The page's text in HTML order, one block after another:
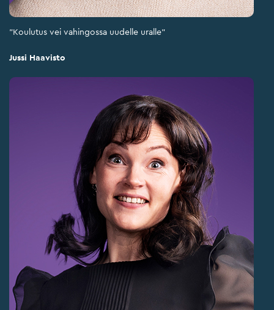
"Koulutus vei vahingossa uudelle uralle"
Jussi Haavisto